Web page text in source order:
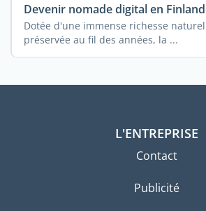
Devenir nomade digital en
Dotée d'une immense richesse
préservée au fil des années, la ...
L'ENTREPRISE
Contact
Publicité